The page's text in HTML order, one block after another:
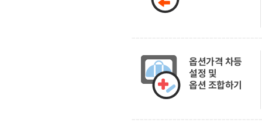
옵션가격 차등
설정 및
옵션 조합하기